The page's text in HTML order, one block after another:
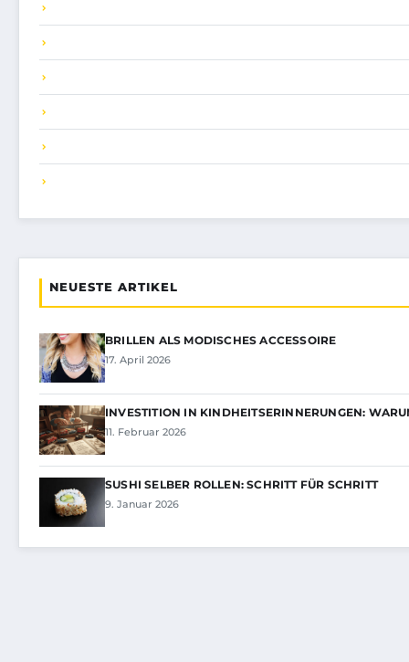
NEUESTE ARTIKEL
BRILLEN ALS MODISCHES ACCESSOIRE
17. April 2026
INVESTITION IN KINDHEITSERINNERUNGEN:
11. Februar 2026
SUSHI SELBER ROLLEN: SCHRITT FÜR SCHRITT
9. Januar 2026